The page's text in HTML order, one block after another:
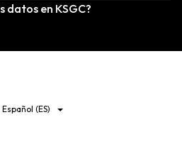
datos en KSGC?
Español (ES)